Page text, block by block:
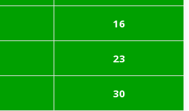
16
23
30